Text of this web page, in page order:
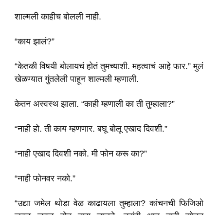
शाल्मली काहीच बोलली नाही.
“काय झालं?”
“केतकी विषयी बोलायचं होतं तुमच्याशी. महत्वाचं आहे फार.” मुलं
खेळण्यात गुंतलेली पाहून शाल्मली म्हणाली.
केतन अस्वस्थ झाला. “काही म्हणाली का ती तुम्हाला?”
“नाही हो. ती काय म्हणणार. बघू बोलू एखाद दिवशी.”
“नाही एखाद दिवशी नको. मी फोन करू का?”
“नाही फोनवर नको.”
“उद्या जमेल थोडा वेळ काढायला तुम्हाला? कांचनची फिजिओ